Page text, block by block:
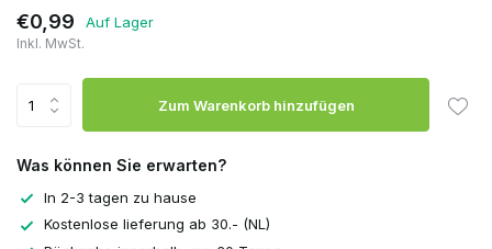
€0,99 Auf Lager
Inkl. MwSt.
Zum Warenkorb hinzufügen
Was können Sie erwarten?
In 2-3 tagen zu hause
Kostenlose lieferung ab 30.- (NL)